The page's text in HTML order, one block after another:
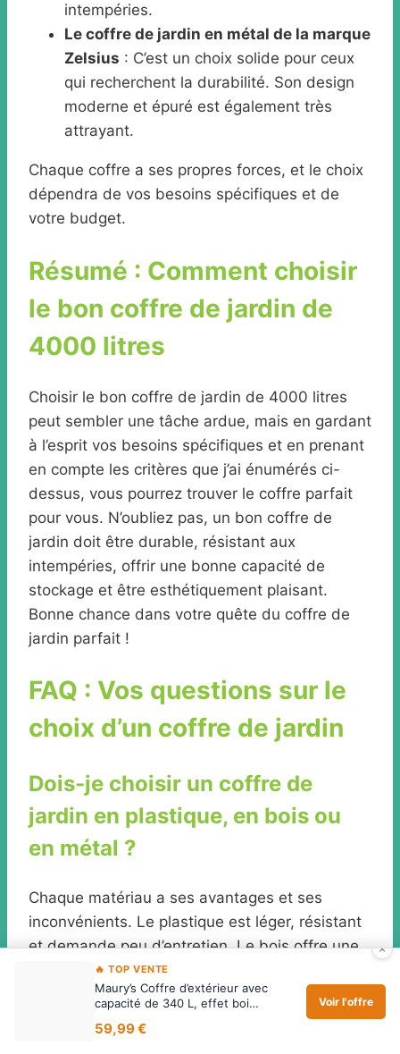
intempéries.
Le coffre de jardin en métal de la marque
Zelsius : C’est un choix solide pour ceux
qui recherchent la durabilité. Son design
moderne et épuré est également très
attrayant.
Chaque coffre a ses propres forces, et le choix
dépendra de vos besoins spécifiques et de
votre budget.
Résumé : Comment choisir
le bon coffre de jardin de
4000 litres
Choisir le bon coffre de jardin de 4000 litres
peut sembler une tâche ardue, mais en gardant
à l’esprit vos besoins spécifiques et en prenant
en compte les critères que j’ai énumérés ci-
dessus, vous pourrez trouver le coffre parfait
pour vous. N’oubliez pas, un bon coffre de
jardin doit être durable, résistant aux
intempéries, offrir une bonne capacité de
stockage et être esthétiquement plaisant.
Bonne chance dans votre quête du coffre de
jardin parfait !
FAQ : Vos questions sur le
choix d’un coffre de jardin
Dois-je choisir un coffre de
jardin en plastique, en bois ou
en métal ?
Chaque matériau a ses avantages et ses
inconvénients. Le plastique est léger, résistant
et demande peu d’entretien. Le bois offre une
esthétique naturelle, mais nécessite un
entretien régulier. Le métal est très robuste et
durable, mais doit être traité pour résister à la
×
🔥 TOP VENTE
Maury’s Coffre d’extérieur avec
capacité de 340 L, effet boi…
59,99 €
Voir l'offre